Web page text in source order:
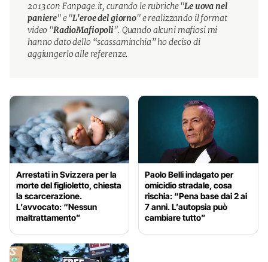
2013 con Fanpage.it, curando le rubriche "Le uova nel
paniere" e "L'eroe del giorno" e realizzando il format
video "RadioMafiopoli". Quando alcuni mafiosi mi
hanno dato dello “scassaminchia” ho deciso di
aggiungerlo alle referenze.
Arrestati in Svizzera per la
morte del figlioletto, chiesta
la scarcerazione.
L’avvocato: “Nessun
maltrattamento”
Paolo Belli indagato per
omicidio stradale, cosa
rischia: “Pena base dai 2 ai
7 anni. L’autopsia può
cambiare tutto”